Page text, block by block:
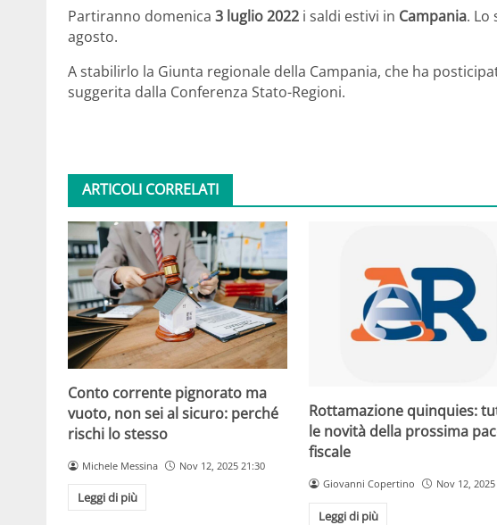
Partiranno domenica 3 luglio 2022 i saldi estivi in Campania. Lo
agosto.
A stabilirlo la Giunta regionale della Campania, che ha
suggerita dalla Conferenza Stato-Regioni.
ARTICOLI CORRELATI
Conto corrente pignorato ma
vuoto, non sei al sicuro: perché
rischi lo stesso
Michele Messina Nov 12, 2025 21:30
Leggi di più
Rottamazione quinquies:
le novità della prossima
fiscale
Giovanni Copertino Nov 12,
Leggi di più